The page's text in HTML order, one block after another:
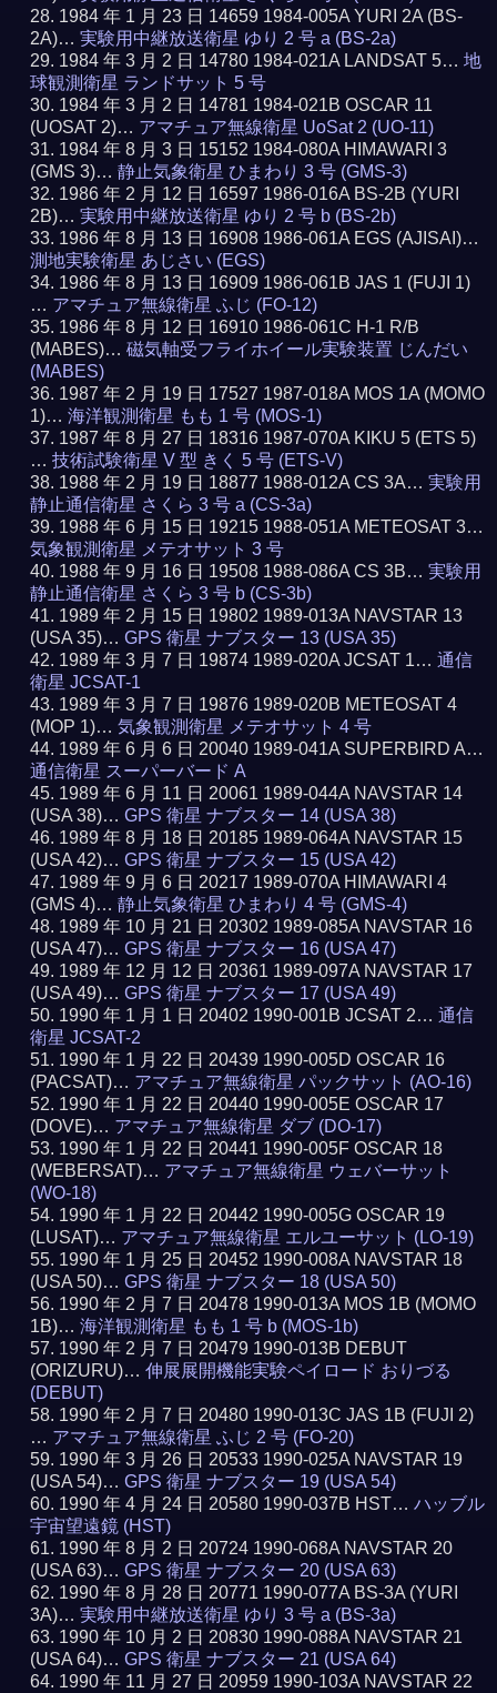
1984 年 1 月 23 日 14659 1984-005A YURI 2A (BS-
2A)…実験用中継放送衛星 ゆり 2 号 a (BS-2a)
1984 年 3 月 2 日 14780 1984-021A LANDSAT 5…地
球観測衛星 ランドサット 5 号
1984 年 3 月 2 日 14781 1984-021B OSCAR 11
(UOSAT 2)… アマチュア無線衛星 UoSat 2 (UO-11)
1984 年 8 月 3 日 15152 1984-080A HIMAWARI 3
(GMS 3)…静止気象衛星 ひまわり 3 号 (GMS-3)
1986 年 2 月 12 日 16597 1986-016A BS-2B (YURI
2B)…実験用中継放送衛星 ゆり 2 号 b (BS-2b)
1986 年 8 月 13 日 16908 1986-061A EGS (AJISAI)…
測地実験衛星 あじさい (EGS)
1986 年 8 月 13 日 16909 1986-061B JAS 1 (FUJI 1)
… アマチュア無線衛星 ふじ (FO-12)
1986 年 8 月 12 日 16910 1986-061C H-1 R/B
(MABES)…磁気軸受フライホイール実験装置 じんだい
(MABES)
1987 年 2 月 19 日 17527 1987-018A MOS 1A (MOMO
1)…海洋観測衛星 もも 1 号 (MOS-1)
1987 年 8 月 27 日 18316 1987-070A KIKU 5 (ETS 5)
…技術試験衛星 V 型 きく 5 号 (ETS-V)
1988 年 2 月 19 日 18877 1988-012A CS 3A…実験用
静止通信衛星 さくら 3 号 a (CS-3a)
1988 年 6 月 15 日 19215 1988-051A METEOSAT 3…
気象観測衛星 メテオサット 3 号
1988 年 9 月 16 日 19508 1988-086A CS 3B…実験用
静止通信衛星 さくら 3 号 b (CS-3b)
1989 年 2 月 15 日 19802 1989-013A NAVSTAR 13
(USA 35)…GPS 衛星 ナブスター 13 (USA 35)
1989 年 3 月 7 日 19874 1989-020A JCSAT 1…通信
衛星 JCSAT-1
1989 年 3 月 7 日 19876 1989-020B METEOSAT 4
(MOP 1)…気象観測衛星 メテオサット 4 号
1989 年 6 月 6 日 20040 1989-041A SUPERBIRD A…
通信衛星 スーパーバード A
1989 年 6 月 11 日 20061 1989-044A NAVSTAR 14
(USA 38)…GPS 衛星 ナブスター 14 (USA 38)
1989 年 8 月 18 日 20185 1989-064A NAVSTAR 15
(USA 42)…GPS 衛星 ナブスター 15 (USA 42)
1989 年 9 月 6 日 20217 1989-070A HIMAWARI 4
(GMS 4)…静止気象衛星 ひまわり 4 号 (GMS-4)
1989 年 10 月 21 日 20302 1989-085A NAVSTAR 16
(USA 47)…GPS 衛星 ナブスター 16 (USA 47)
1989 年 12 月 12 日 20361 1989-097A NAVSTAR 17
(USA 49)…GPS 衛星 ナブスター 17 (USA 49)
1990 年 1 月 1 日 20402 1990-001B JCSAT 2…通信
衛星 JCSAT-2
1990 年 1 月 22 日 20439 1990-005D OSCAR 16
(PACSAT)… アマチュア無線衛星 パックサット (AO-16)
1990 年 1 月 22 日 20440 1990-005E OSCAR 17
(DOVE)… アマチュア無線衛星 ダブ (DO-17)
1990 年 1 月 22 日 20441 1990-005F OSCAR 18
(WEBERSAT)… アマチュア無線衛星 ウェバーサット
(WO-18)
1990 年 1 月 22 日 20442 1990-005G OSCAR 19
(LUSAT)… アマチュア無線衛星 エルユーサット (LO-19)
1990 年 1 月 25 日 20452 1990-008A NAVSTAR 18
(USA 50)…GPS 衛星 ナブスター 18 (USA 50)
1990 年 2 月 7 日 20478 1990-013A MOS 1B (MOMO
1B)…海洋観測衛星 もも 1 号 b (MOS-1b)
1990 年 2 月 7 日 20479 1990-013B DEBUT
(ORIZURU)…伸展展開機能実験ペイロード おりづる
(DEBUT)
1990 年 2 月 7 日 20480 1990-013C JAS 1B (FUJI 2)
… アマチュア無線衛星 ふじ 2 号 (FO-20)
1990 年 3 月 26 日 20533 1990-025A NAVSTAR 19
(USA 54)…GPS 衛星 ナブスター 19 (USA 54)
1990 年 4 月 24 日 20580 1990-037B HST…ハッブル
宇宙望遠鏡 (HST)
1990 年 8 月 2 日 20724 1990-068A NAVSTAR 20
(USA 63)…GPS 衛星 ナブスター 20 (USA 63)
1990 年 8 月 28 日 20771 1990-077A BS-3A (YURI
3A)…実験用中継放送衛星 ゆり 3 号 a (BS-3a)
1990 年 10 月 2 日 20830 1990-088A NAVSTAR 21
(USA 64)…GPS 衛星 ナブスター 21 (USA 64)
1990 年 11 月 27 日 20959 1990-103A NAVSTAR 22